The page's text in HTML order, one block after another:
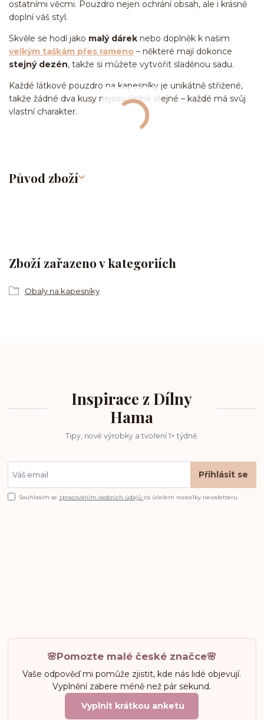
ostatními věcmi. Pouzdro nejen ochrání obsah, ale i krásně
doplní váš styl.
Skvěle se hodí jako malý dárek nebo doplněk k našim
velkým taškám přes rameno – některé mají dokonce
stejný dezén, takže si můžete vytvořit sladěnou sadu.
Každé látkové pouzdro na kapesníky je unikátně střižené,
takže žádné dva kusy nejsou úplně stejné – každé má svůj
vlastní charakter.
Původ zboží
Zboží zařazeno v kategoriích
Obaly na kapesníky
Inspirace z Dílny
Hama
Tipy, nové výrobky a tvoření 1× týdně.
Přihlásit se
Souhlasím se zpracováním osobních údajů za účelem rozesílky newsletteru.
🌸Pomozte malé české značce🌸
Vaše odpověď mi pomůže zjistit, kde nás lidé objevují.
Vyplnění zabere méně než pár sekund.
Vyplnit krátkou anketu